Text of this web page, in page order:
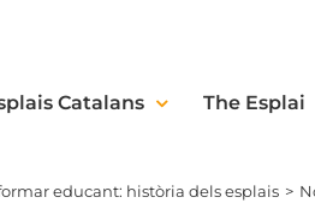
Catalans The Esplai
educant: història dels esplais